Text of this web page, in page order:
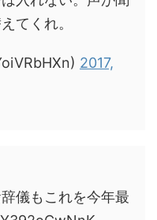
てくれ。
2017,
儀もこれを今年最